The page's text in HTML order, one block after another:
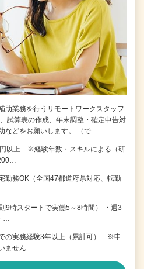
助業務を行うリモートワークスタッフ
試算表の作成、年末調整・確定申告対
などをお願いします。 （で…
以上 ※経験年数・スキルによる（研
勤務OK（全国47都道府県対応、転勤
9時スタートで実働5～8時間） ・週3
…
での実務経験3年以上（累計可） ※申
ません